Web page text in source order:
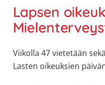
koskettaa
astma,
keuhkosairaudet,
huono
Lapsen
Viikolla 47 vietetään
Lasten oikeuksien